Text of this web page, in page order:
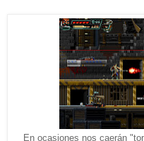
En ocasiones nos caerán